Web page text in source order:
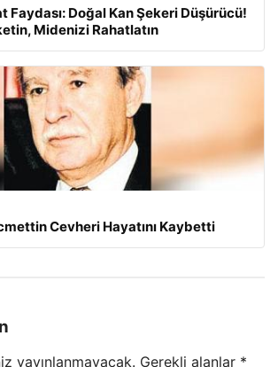
Faydası: Doğal Kan Şekeri Düşürücü!
Midenizi Rahatlatın
Cevheri Hayatını Kaybetti
yayınlanmayacak. Gerekli alanlar *